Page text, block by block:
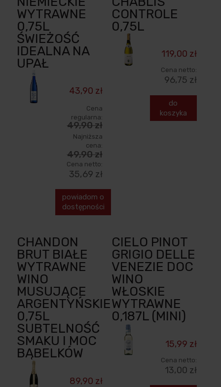
WYTRAWNE
0,75L
ŚWIEŻOŚĆ
IDEALNA NA
UPAŁ
43,90 zł
Cena
regularna:
49,90 zł
Najniższa
cena:
49,90 zł
Cena netto:
35,69 zł
powiadom o
dostępności
CONTROLE
0,75L
119,00 zł
Cena netto:
96,75 zł
do
koszyka
CHANDON
BRUT BIAŁE
WYTRAWNE
WINO
MUSUJĄCE
ARGENTYŃSKIE
0,75L
SUBTELNOŚĆ
SMAKU I MOC
BĄBELKÓW
89,90 zł
CIELO PINOT
GRIGIO DELLE
VENEZIE DOC
WINO
WŁOSKIE
WYTRAWNE
0,187L (MINI)
15,99 zł
Cena netto:
13,00 zł